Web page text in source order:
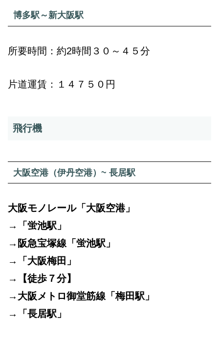
博多駅～新大阪駅
所要時間：約2時間３０～４５分
片道運賃：１４７５０円
飛行機
大阪空港（伊丹空港）~ 長居駅
大阪モノレール「大阪空港」
→「蛍池駅」
→阪急宝塚線「蛍池駅」
→「大阪梅田」
→【徒歩７分】
→大阪メトロ御堂筋線「梅田駅」
→「長居駅」